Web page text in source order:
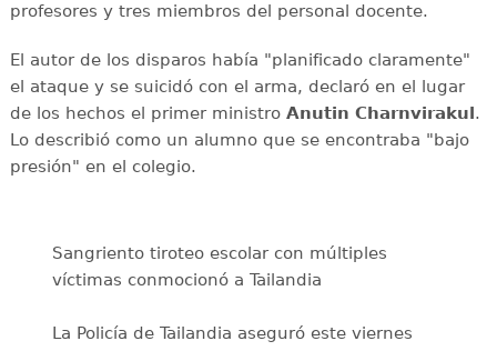
profesores y tres miembros del personal docente.
El autor de los disparos había "planificado claramente"
el ataque y se suicidó con el arma, declaró en el lugar
de los hechos el primer ministro Anutin Charnvirakul.
Lo describió como un alumno que se encontraba "bajo
presión" en el colegio.
Sangriento tiroteo escolar con múltiples
víctimas conmocionó a Tailandia
La Policía de Tailandia aseguró este viernes